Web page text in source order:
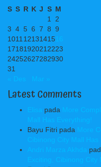
S S R K J S M
1
2
3 4 5 6 7 8 9
1011 12131415 16
1718192021 2223
24252627282930
31
« Des
Mar »
Latest Comments
Elisa pada More
Mall Has Everything!
Bayu Fitri pada More
Cibinong City Mall Has
Andri Marza Akhda
Exciting, Cibinong City